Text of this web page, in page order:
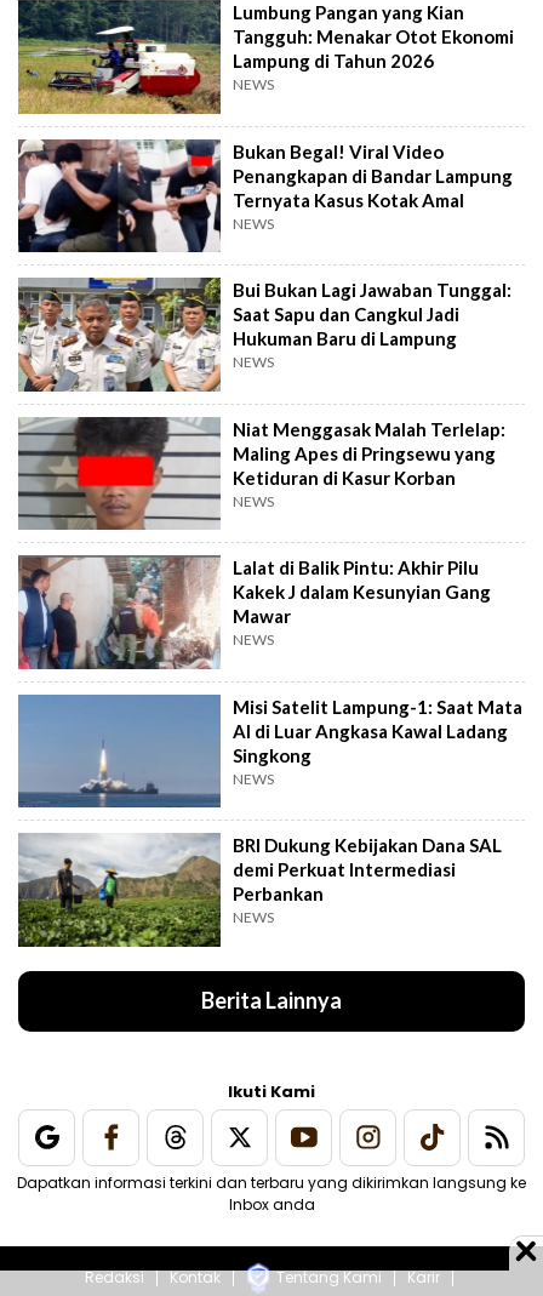
Lumbung Pangan yang Kian
Tangguh: Menakar Otot Ekonomi
Lampung di Tahun 2026
NEWS
Bukan Begal! Viral Video
Penangkapan di Bandar Lampung
Ternyata Kasus Kotak Amal
NEWS
Bui Bukan Lagi Jawaban Tunggal:
Saat Sapu dan Cangkul Jadi
Hukuman Baru di Lampung
NEWS
Niat Menggasak Malah Terlelap:
Maling Apes di Pringsewu yang
Ketiduran di Kasur Korban
NEWS
Lalat di Balik Pintu: Akhir Pilu
Kakek J dalam Kesunyian Gang
Mawar
NEWS
Misi Satelit Lampung-1: Saat Mata
AI di Luar Angkasa Kawal Ladang
Singkong
NEWS
BRI Dukung Kebijakan Dana SAL
demi Perkuat Intermediasi
Perbankan
NEWS
Berita Lainnya
Ikuti Kami
Dapatkan informasi terkini dan terbaru yang dikirimkan langsung ke
Inbox anda
Redaksi Kontak Tentang Kami
Karir